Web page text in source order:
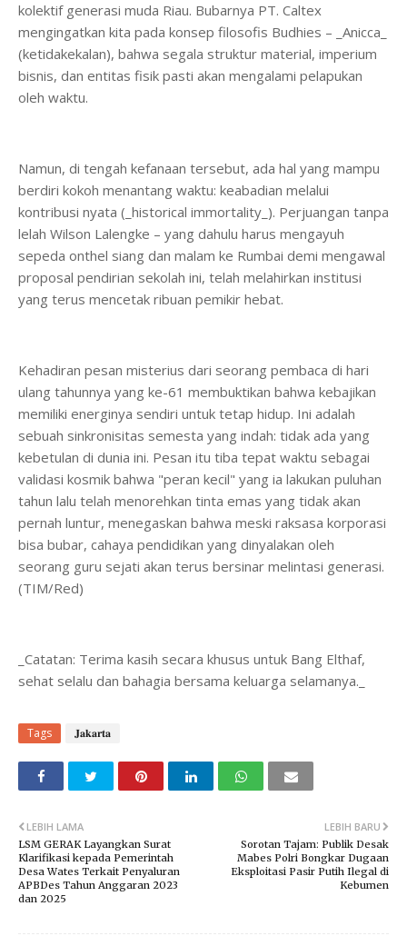
kolektif generasi muda Riau. Bubarnya PT. Caltex
mengingatkan kita pada konsep filosofis Budhies – _Anicca_
(ketidakekalan), bahwa segala struktur material, imperium
bisnis, dan entitas fisik pasti akan mengalami pelapukan
oleh waktu.
Namun, di tengah kefanaan tersebut, ada hal yang mampu
berdiri kokoh menantang waktu: keabadian melalui
kontribusi nyata (_historical immortality_). Perjuangan tanpa
lelah Wilson Lalengke – yang dahulu harus mengayuh
sepeda onthel siang dan malam ke Rumbai demi mengawal
proposal pendirian sekolah ini, telah melahirkan institusi
yang terus mencetak ribuan pemikir hebat.
Kehadiran pesan misterius dari seorang pembaca di hari
ulang tahunnya yang ke-61 membuktikan bahwa kebajikan
memiliki energinya sendiri untuk tetap hidup. Ini adalah
sebuah sinkronisitas semesta yang indah: tidak ada yang
kebetulan di dunia ini. Pesan itu tiba tepat waktu sebagai
validasi kosmik bahwa "peran kecil" yang ia lakukan puluhan
tahun lalu telah menorehkan tinta emas yang tidak akan
pernah luntur, menegaskan bahwa meski raksasa korporasi
bisa bubar, cahaya pendidikan yang dinyalakan oleh
seorang guru sejati akan terus bersinar melintasi generasi.
(TIM/Red)
_Catatan: Terima kasih secara khusus untuk Bang Elthaf,
sehat selalu dan bahagia bersama keluarga selamanya._
Tags 𝐉𝐚𝐤𝐚𝐫𝐭𝐚
LEBIH BARU
Sorotan Tajam: Publik Desak
Mabes Polri Bongkar Dugaan
Eksploitasi Pasir Putih Ilegal di
Kebumen
LEBIH LAMA
LSM GERAK Layangkan Surat
Klarifikasi kepada Pemerintah
Desa Wates Terkait Penyaluran
APBDes Tahun Anggaran 2023
dan 2025